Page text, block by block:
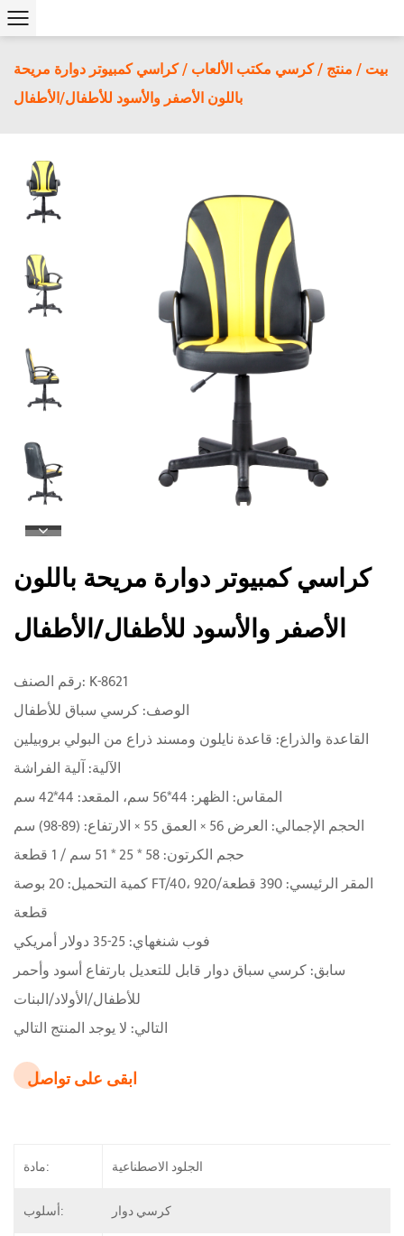
بيت/منتج/كرسي مكتب الألعاب/كراسي كمبيوتر دوارة مريحة
باللون الأصفر والأسود للأطفال/الأطفال
كراسي كمبيوتر دوارة مريحة باللون
الأصفر والأسود للأطفال/الأطفال
رقم الصنف: K-8621
الوصف: كرسي سباق للأطفال
القاعدة والذراع: قاعدة نايلون ومسند ذراع من البولي بروبيلين
الآلية: آلية الفراشة
المقاس: الظهر: 44*56 سم، المقعد: 44*42 سم
الحجم الإجمالي: العرض 56 × العمق 55 × الارتفاع: (89-98) سم
حجم الكرتون: 58 * 25 * 51 سم / 1 قطعة
كمية التحميل: 20 بوصة FT/40، المقر الرئيسي: 390 قطعة/920
قطعة
فوب شنغهاي: 25-35 دولار أمريكي
سابق: كرسي سباق دوار قابل للتعديل بارتفاع أسود وأحمر
للأطفال/الأولاد/البنات
التالي: لا يوجد المنتج التالي
ابقى على تواصل
مادة: الجلود الاصطناعية
أسلوب: كرسي دوار